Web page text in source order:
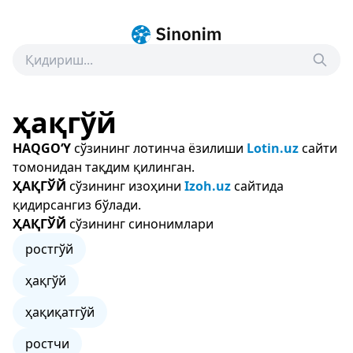
ҳақгўй
HAQGO‘Yсўзининг лотинча ёзилиши Lotin.uzсайти
томонидан тақдим қилинган.
ҲАҚГЎЙ сўзининг изоҳини Izoh.uzсайтида
қидирсангиз бўлади.
ҲАҚГЎЙ сўзининг синонимлари
ростгўй
ҳақгўй
ҳақиқатгўй
ростчи